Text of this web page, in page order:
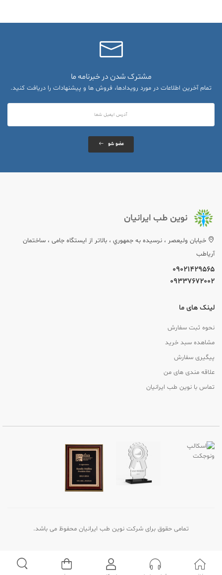
مشترک شدن در خبرنامه ما
تمام آخرین اطلاعات در مورد رویدادها، فروش ها و پیشنهادات را دریافت کنید.
عضو شو
نوین طب ایرانیان
خيابان وليعصر ، نرسيده به جمهوري ، بالاتر از ایستگاه جامی ، ساختمان
آریاطب
09021429565
09337672002
لینک های ما
نحوه ثبت سفارش
مشاهده سبد خرید
پیگیری سفارش
علاقه مندی های من
تماس با نوین طب ایرانیان
تمامی حقوق برای شرکت نوین طب ایرانیان محفوظ می باشد.